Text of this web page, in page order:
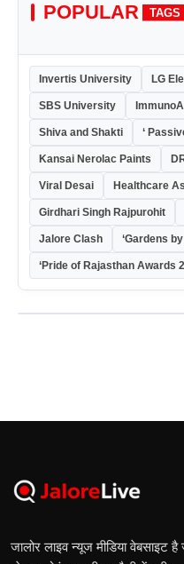
POPULAR TAGS
Invertis University LG
SBS University
Shiva and Shakti ‘
Kansai Nerolac Paints
Viral Desai Healthcare
Girdhari Singh Rajpurohit
Jalore Clash ‘Gardens
‘Pride of Rajasthan Awards
जालोर लाइव न्यूज मीडिया वेबसाइट है